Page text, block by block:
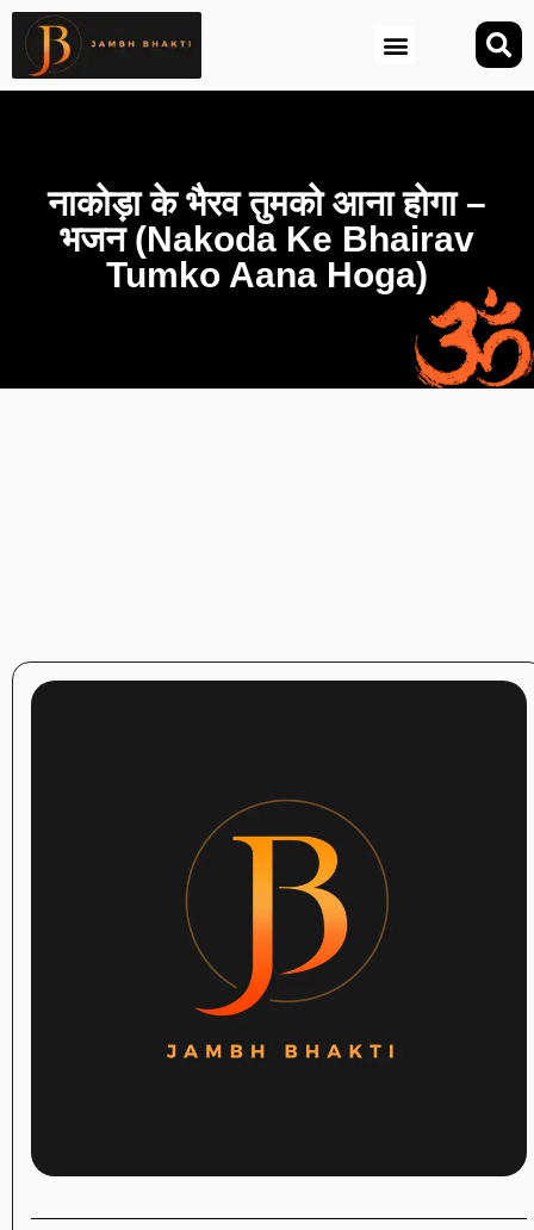
नाकोड़ा के भैरव तुमको आना होगा –
भजन (Nakoda Ke Bhairav
Tumko Aana Hoga)